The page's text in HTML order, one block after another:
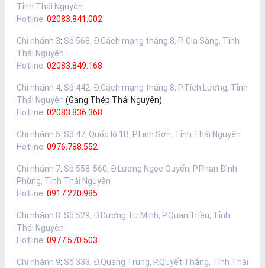
Tỉnh Thái Nguyên
Hotline: 02083.841.002
Chi nhánh 3: Số 568, Đ.Cách mạng tháng 8, P. Gia Sàng, Tỉnh
Thái Nguyên
Hotline: 02083.849.168
Chi nhánh 4: Số 442, Đ.Cách mạng tháng 8, P.Tích Lương, Tỉnh
Thái Nguyên (Gang Thép Thái Nguyên)
Hotline: 02083.836.368
Chi nhánh 5: Số 47, Quốc lộ 1B, P.Linh Sơn, Tỉnh Thái Nguyên
Hotline: 0976.788.552
Chi nhánh 7: Số 558-560, Đ.Lương Ngọc Quyến, P.Phan Đình
Phùng, Tỉnh Thái Nguyên
Hotline: 0917.220.985
Chi nhánh 8: Số 529, Đ.Dương Tự Minh, P.Quan Triều, Tỉnh
Thái Nguyên
Hotline: 0977.570.503
Chi nhánh 9: Số 333, Đ.Quang Trung, P.Quyết Thắng, Tỉnh Thái